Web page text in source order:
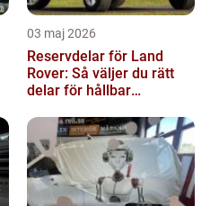
03 maj 2026
Reservdelar för Land
Rover: Så väljer du rätt
delar för hållbar